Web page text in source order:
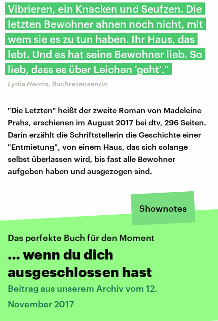
Vibrieren, ein Knacken und Seufzen. Die
letzten Bewohner ahnen noch nicht, mit
wem sie es zu tun haben. Ihr Haus, das
lebt. Und es hat seine Bewohner lieb. So
lieb, dass es über Leichen 'geht'."
Lydia Herms, Buchrezensentin
"Die Letzten" heißt der zweite Roman von Madeleine
Prahs, erschienen im August 2017 bei dtv, 296 Seiten.
Darin erzählt die Schriftstellerin die Geschichte einer
"Entmietung", von einem Haus, das sich solange
selbst überlassen wird, bis fast alle Bewohner
aufgeben haben und ausgezogen sind.
Shownotes
Das perfekte Buch für den Moment
… wenn du dich
ausgeschlossen hast
Beitrag aus unserem Archiv vom 12.
November 2017